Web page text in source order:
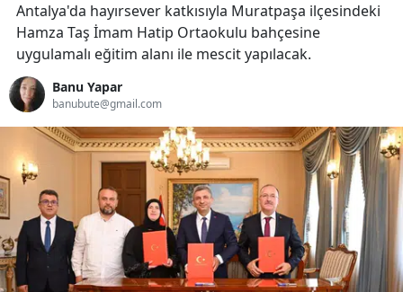
Antalya'da hayırsever katkısıyla Muratpaşa ilçesindeki
Hamza Taş İmam Hatip Ortaokulu bahçesine
uygulamalı eğitim alanı ile mescit yapılacak.
Banu Yapar
banubute@gmail.com